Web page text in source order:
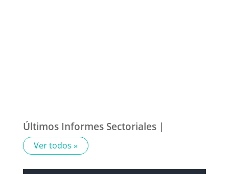
Últimos Informes Sectoriales |
Ver todos »